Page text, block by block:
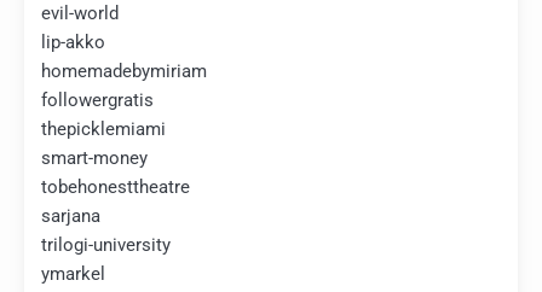
evil-world
lip-akko
homemadebymiriam
followergratis
thepicklemiami
smart-money
tobehonesttheatre
sarjana
trilogi-university
ymarkel